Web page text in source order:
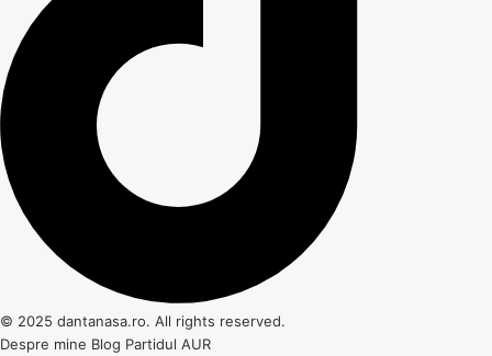
© 2025 dantanasa.ro. All rights reserved.
Despre mine Blog Partidul AUR